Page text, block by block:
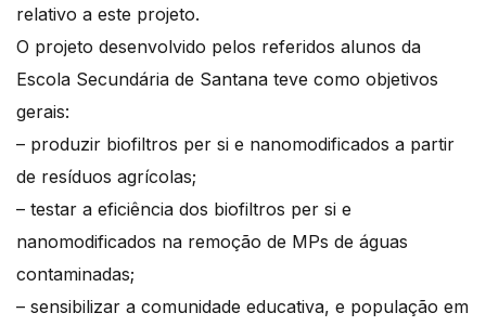
relativo a este projeto.
O projeto desenvolvido pelos referidos alunos da
Escola Secundária de Santana teve como objetivos
gerais:
– produzir biofiltros per si e nanomodificados a partir
de resíduos agrícolas;
– testar a eficiência dos biofiltros per si e
nanomodificados na remoção de MPs de águas
contaminadas;
– sensibilizar a comunidade educativa, e população em